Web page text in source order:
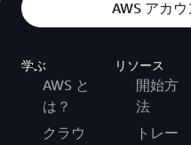
AWS アカ
学ぶ
AWS と
は？
クラウ
リソース
開始方
法
トレー